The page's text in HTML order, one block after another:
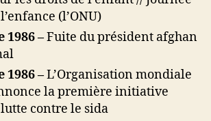
(l’ONU)
1986 –Fuite du président afghan
1986 –L’Organisation mondiale
la première initiative
contre le sida